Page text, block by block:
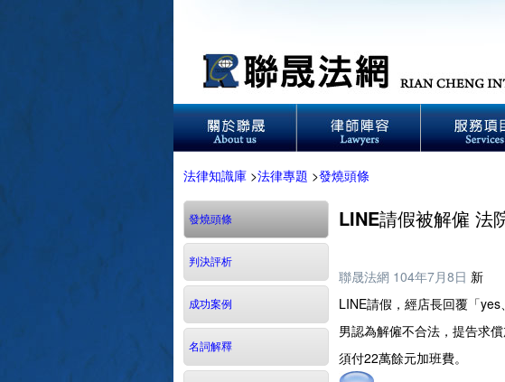
法律知識庫 >法律專題 >發燒頭條
發燒頭條
判決評析
成功案例
名詞解釋
LINE請假被解僱 法
聯晟法網 104年7月8日 新
LINE請假，經店長回覆「
男認為解僱不合法，提告求
須付22萬餘元加班費。